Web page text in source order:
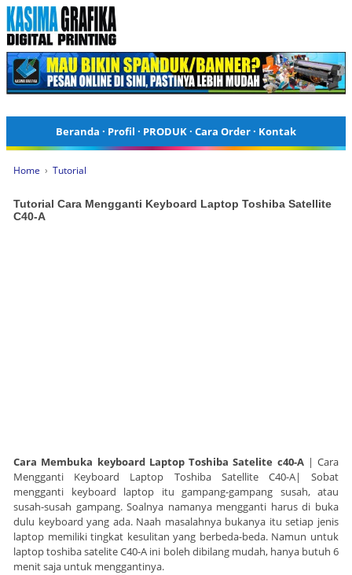
Beranda · Profil · PRODUK· Cara Order· Kontak
Home › Tutorial
Tutorial Cara Mengganti Keyboard Laptop Toshiba Satellite
C40-A
Cara Membuka keyboard Laptop Toshiba Satelite c40-A| Cara
Mengganti Keyboard Laptop Toshiba Satellite C40-A| Sobat
mengganti keyboard laptop itu gampang-gampang susah, atau
susah-susah gampang. Soalnya namanya mengganti harus di buka
dulu keyboard yang ada. Naah masalahnya bukanya itu setiap jenis
laptop memiliki tingkat kesulitan yang berbeda-beda. Namun untuk
laptop toshiba satelite C40-A ini boleh dibilang mudah, hanya butuh 6
menit saja untuk menggantinya.